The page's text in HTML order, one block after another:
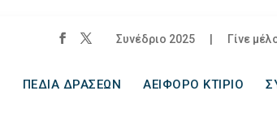
Συνέδριο 2025 | Γίνε
ΠΕΔΙΑ ΔΡΑΣΕΩΝ ΑΕΙΦΟΡΟ ΚΤΙΡΙΟ